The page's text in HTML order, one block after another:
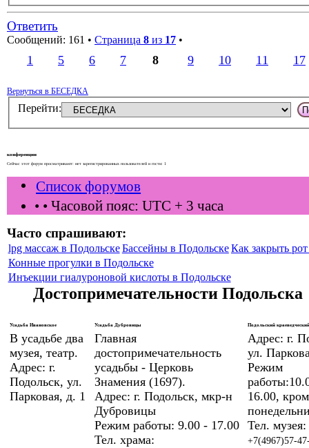
Ответить
Сообщений: 161 • Страница 8 из 17 •
1 5 6 7 8 9 10 11 17
Вернуться в БЕСЕДКА
Перейти:
конференции
Сейчас этот форум просматривают: нет зарегистрированных пользователей и гости: 1
Список форумов
• • Часовой пояс: UTC + 3 часа
Часто спрашивают:
lpg массаж в Подольске Бассейны в ПодольскеКак закрыть
Конные прогулки в Подольске
Инъекции гиалуроновой кислоты в Подольске
Достопримечательности Подольска
Усадьба Ивановское
В усадьбе два
музея, театр.
Адрес: г.
Подольск, ул.
Парковая, д. 1
Усадьба Дубровицы
Главная
достопримечательность
усадьбы - Церковь
Знамения (1697).
Адрес: г. Подольск, мкр-н
Дубровицы
Режим работы: 9.00 - 17.00
Тел. храма:
Подольский
Адрес: г.
ул.
Режим
16.00,
Тел. музея:
+7(4967)57-